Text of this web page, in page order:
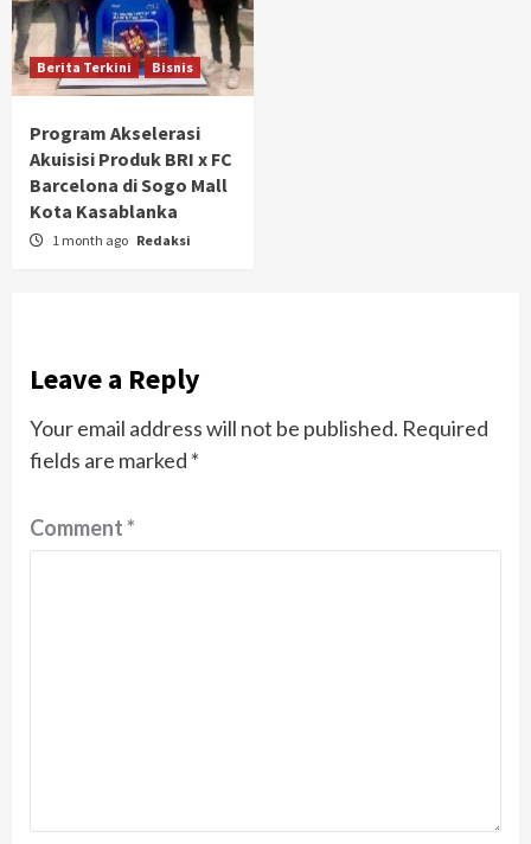
Berita Terkini Bisnis
Program Akselerasi
Akuisisi Produk BRI x FC
Barcelona di Sogo Mall
Kota Kasablanka
1 month ago Redaksi
Leave a Reply
Your email address will not be published. Required
fields are marked *
Comment*